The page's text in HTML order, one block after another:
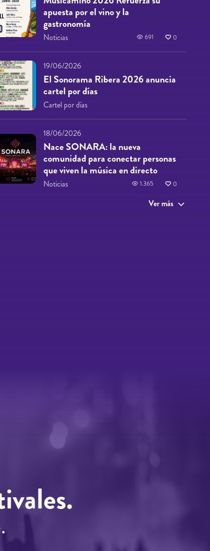
apuesta por el vino y la
gastronomía
Noticias 691 0
19/06/2026
El Sonorama Ribera 2026 anuncia
cartel por días
Cartel por días
18/06/2026
Nace SONARA: la nueva
comunidad para conectar personas
que viven la música en directo
Noticias 1.365 0
Ver más